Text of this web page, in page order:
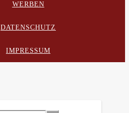
WERBEN
DATENSCHUTZ
IMPRESSUM